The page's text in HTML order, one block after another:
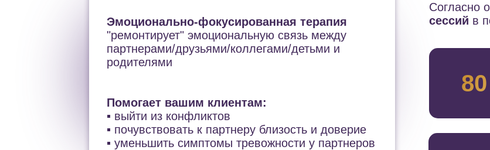
Эмоционально-фокусированная терапия
"ремонтирует" эмоциональную связь между
партнерами/друзьями/коллегами/детьми и
родителями
Помогает вашим клиентам:
▪️ выйти из конфликтов
▪️ почувствовать к партнеру близость и доверие
▪️ уменьшить симптомы тревожности у партнеров
Согласно
сессий в